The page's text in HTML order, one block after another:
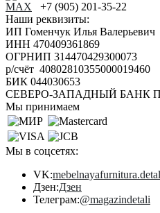
+7 (905) 201-35-22
Наши реквизиты:
ИП Гоменчук Илья Валерьевич
ИНН 470409361869
ОГРНИП 314470429300073
р/счёт 40802810355000019460
БИК 044030653
СЕВЕРО-ЗАПАДНЫЙ БАНК
Мы принимаем
Мы в соцсетях:
VK:
Дзен:Дзен
Телеграм:@magazindetali